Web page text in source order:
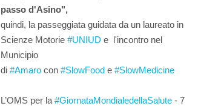
passo d'Asino",
quindi, la passeggiata guidata da un laureato in
Scienze Motorie #UNIUD e l'incontro nel
Municipio
di #Amaro con #SlowFood e #SlowMedicine
L’OMS per la #GiornataMondialedellaSalute - 7